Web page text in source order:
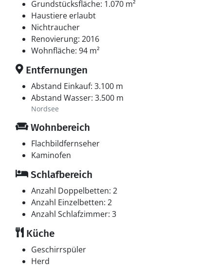
Grundstücksfläche: 1.070 m²
Haustiere erlaubt
Nichtraucher
Renovierung: 2016
Wohnfläche: 94 m²
Entfernungen
Abstand Einkauf: 3.100 m
Abstand Wasser: 3.500 m
Nordsee
Wohnbereich
Flachbildfernseher
Kaminofen
Schlafbereich
Anzahl Doppelbetten: 2
Anzahl Einzelbetten: 2
Anzahl Schlafzimmer: 3
Küche
Geschirrspüler
Herd